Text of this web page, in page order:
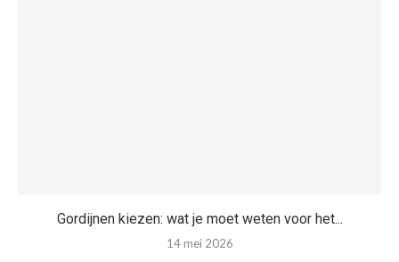
Gordijnen kiezen: wat je moet weten voor het...
14 mei 2026